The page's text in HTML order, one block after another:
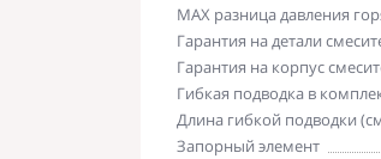
MAX разница давления
Гарантия на детали
Гарантия на корпус
Гибкая подводка в
Длина гибкой подводки
Запорный элемент